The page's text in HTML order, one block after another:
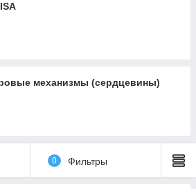
механизмы (сердцевины)
0 Фильтры